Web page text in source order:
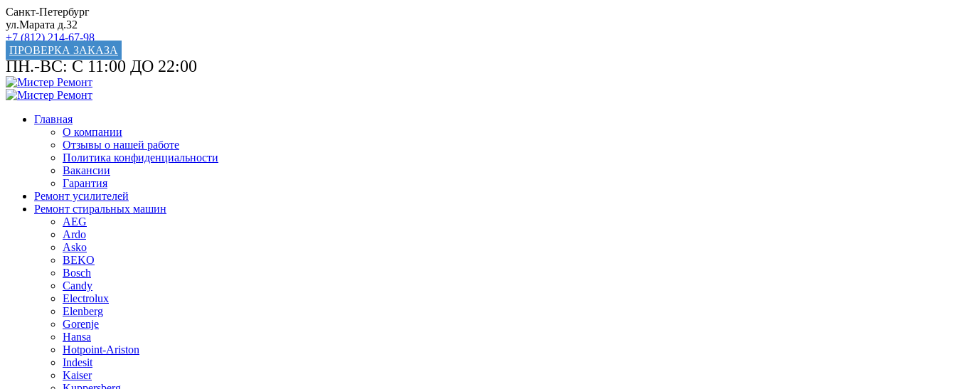
Санкт-Петербург
ул.Марата д.32
+7 (812) 214-67-98
ПРОВЕРКА ЗАКАЗА
ПН.-ВС: С 11:00 ДО 22:00
Главная
О компании
Отзывы о нашей работе
Политика конфиденциальности
Вакансии
Гарантия
Ремонт усилителей
Ремонт стиральных машин
AEG
Ardo
Asko
BEKO
Bosch
Candy
Electrolux
Elenberg
Gorenje
Hansa
Hotpoint-Ariston
Indesit
Kaiser